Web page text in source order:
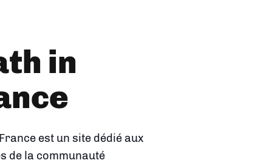
in
est un site dédié aux
de la communauté